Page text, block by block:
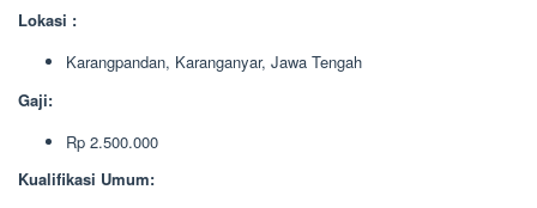
Lokasi :
Karangpandan, Karanganyar, Jawa Tengah
Gaji:
Rp 2.500.000
Kualifikasi Umum: